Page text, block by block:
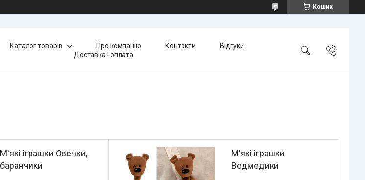
Кошик
Каталог товарів Про компанію Контакти
Відгуки
Доставка і оплата
М'які іграшки Овечки,
баранчики
М'які іграшки
Ведмедики